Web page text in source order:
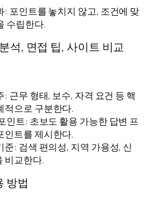
: 포인트를 놓치지 않고, 조건에 맞
수립한다.
석, 면접 팁, 사이트 비교
: 근무 형태, 보수, 자격 요건 등 핵
적으로 구분한다.
인트: 초보도 활용 가능한 답변 프
인트를 제시한다.
준: 검색 편의성, 지역 가용성, 신
비교한다.
방법